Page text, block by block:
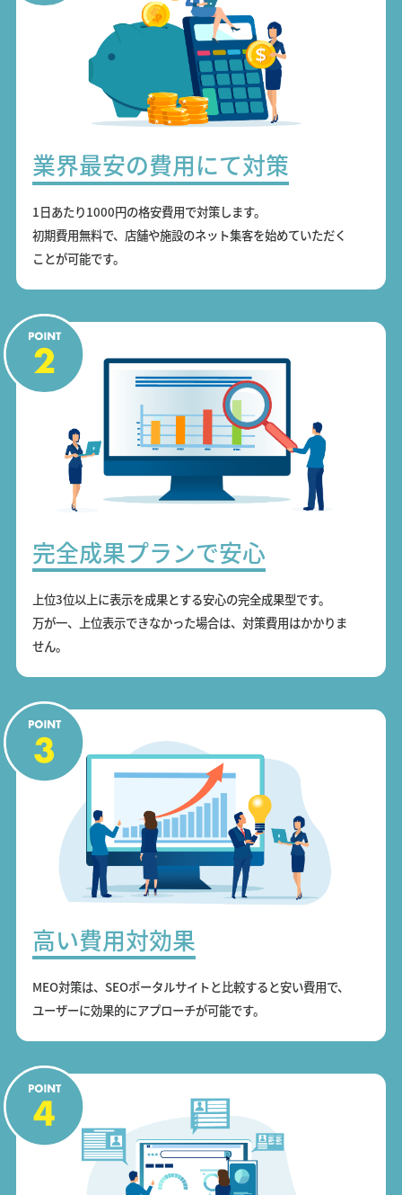
業界最安の費用にて対策
1日あたり1000円の格安費用で対策します。
初期費用無料で、店舗や施設のネット集客を始めていただく
ことが可能です。
完全成果プランで安心
上位3位以上に表示を成果とする安心の完全成果型です。
万が一、上位表示できなかった場合は、対策費用はかかりま
せん。
高い費用対効果
MEO対策は、SEOポータルサイトと比較すると安い費用で、
ユーザーに効果的にアプローチが可能です。